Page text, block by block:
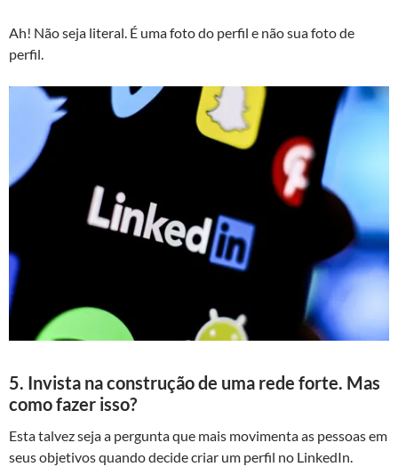
Ah! Não seja literal. É uma foto do perfil e não sua foto de
perfil.
5. Invista na construção de uma rede forte. Mas
como fazer isso?
Esta talvez seja a pergunta que mais movimenta as pessoas em
seus objetivos quando decide criar um perfil no LinkedIn.